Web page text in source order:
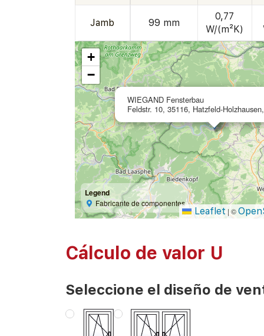
Jamb 99 mm
0,77
W/(m²K)
WIEGAND Fensterbau
Feldstr. 10, 35116, Hatzfeld-
+
−
Legend
Fabricante de componentes
Leaflet | ©
Cálculo de valor U
Seleccione el diseño de